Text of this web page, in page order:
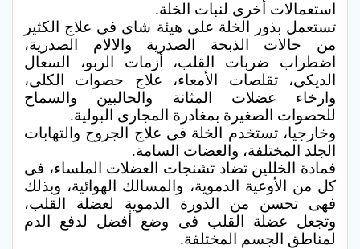
استعمالات أخرى لنبات الخلة.
تستعمل بذور الخلة على هيئة شاى فى علاج الكثير
من حالات الذبحة الصدرية والالام الصدرية،
اضطراب ضربات القلب، أزمات الربو، السعال
الديكى، تقلصات الأمعاء، علاج حصوات الكلى،
وارخاء عضلات المثانة والحالبين والسماح
للحصوات الصغيرة بمغادرة المجارى البولية.
وخارجيا، تستخدم الخلة فى علاج الجروح والتهابات
الجلد المختلفة، والعضات السامة.
فمادة الخللين تضاد تشنجات العضلات الملساء، فى
كل من الأوعية الدموية، والمسالك الهوائية، وبذلك
فهى تحسن من الدورة الدموية لعضلة القلب،
وتجعل عضلة القلب فى وضع أفضل لدفع الدم
لمناطق الجسم المختلفة.